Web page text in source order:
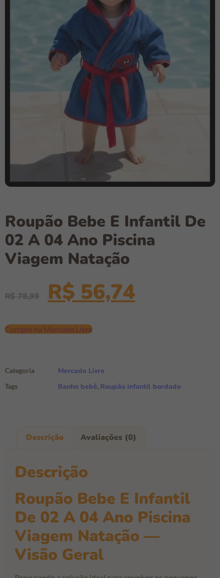
Roupão Bebe E Infantil De
02 A 04 Ano Piscina
Viagem Natação
R$78,99 R$ 56,74
Compre na Mercado Livre
Categoria Mercado Livre
Tags Banho bebê, Roupão infantil bordado
Descrição Avaliações (0)
Descrição
Roupão Bebe E Infantil
De 02 A 04 Ano Piscina
Viagem Natação —
Visão Geral